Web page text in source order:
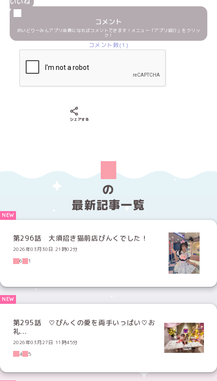
コメント
めいどりーみんアプリ会員になればコメントできます！メニュー「アプリ紹介」をクリッ
ク！
コメント数(1)
シェアする
の
最新記事一覧
第296話 大須招き猫前店ぴんくでした！
2026年03月30日 21時02分
6
1
第295話 ♡ぴんくの愛を両手いっぱい♡お
礼...
2026年03月27日 11時45分
4
5